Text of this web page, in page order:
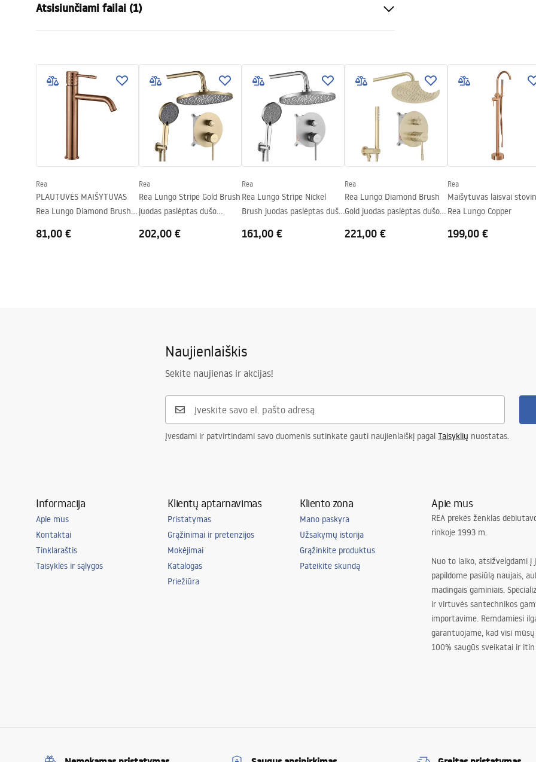
Montavimo būdas
Spalva
Balta
Medžiaga
Snapelio diapazonas
200
Dengimo technologija
Powder Coating + Polymerization
Garantija
24 mėnesių
Atsisiunčiami failai (1)
Warranty_Terms_and_Conditions_Accessories_-_24.pdf
Rea
PLAUTUVĖS MAIŠYTUVAS
Rea Lungo Diamond Brush
81,00 €
Rea
Rea Lungo Stripe Gold Brush
juodas paslėptas dušo
202,00 €
Rea
Rea Lungo Stripe Nickel
Brush juodas paslėptas dušo
161,00 €
Rea
Rea Lungo Diamond Brush
Gold juodas paslėptas dušo
221,00 €
Rea
Maišytuvas laisvai
Rea Lungo Copper
199,00 €
Naujienlaiškis
Sekite naujienas ir akcijas!
Įvesdami ir patvirtindami savo duomenis sutinkate gauti naujienlaiškį pagal Taisyklių nuostatas.
Informacija
Apie mus
Kontaktai
Tinklaraštis
Taisyklės ir sąlygos
Klientų aptarnavimas
Pristatymas
Grąžinimai ir pretenzijos
Mokėjimai
Katalogas
Priežiūra
Kliento zona
Mano paskyra
Užsakymų istorija
Grąžinkite produktus
Pateikite skundą
Apie mus
REA prekės ženklas
rinkoje 1993 m.
Nuo to laiko, atsižvelgdami į
papildome pasiūlą naujais,
madingais gaminiais.
ir virtuvės santechnikos
importavime. Remdamiesi
garantuojame, kad visi
100% saugūs sveikatai ir